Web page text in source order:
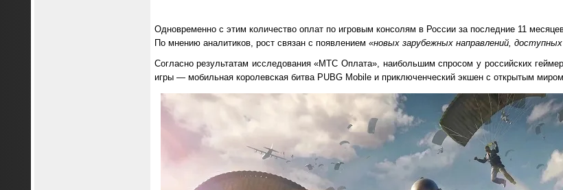
Одновременно с этим количество оплат по игровым консолям в России за последние 11
По мнению аналитиков, рост связан с появлением «новых зарубежных направлений,
Согласно результатам исследования «МТС Оплата», наибольшим спросом у российских
игры — мобильная королевская битва PUBG Mobile и приключенческий экшен с открытым